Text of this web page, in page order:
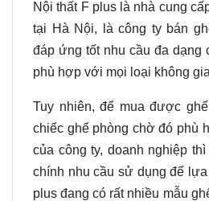
Nội thất F plus là nhà cung
tại Hà Nội, là công ty bán
đáp ứng tốt nhu cầu đa dạng
phù hợp với mọi loại không
Tuy nhiên, để mua được
chiếc ghế phòng chờ đó phù
của công ty, doanh nghiệp
chính nhu cầu sử dụng để
plus đang có rất nhiều mẫu